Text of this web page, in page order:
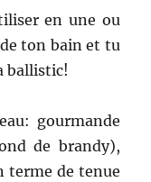
en une ou
ton bain et tu
ballistic!
gourmande
de brandy),
terme de tenue